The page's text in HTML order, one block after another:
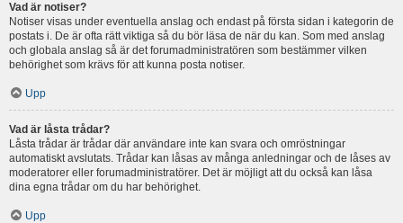
Vad är notiser?
Notiser visas under eventuella anslag och endast på första sidan i kategorin de
postats i. De är ofta rätt viktiga så du bör läsa de när du kan. Som med anslag
och globala anslag så är det forumadministratören som bestämmer vilken
behörighet som krävs för att kunna posta notiser.
Upp
Vad är låsta trådar?
Låsta trådar är trådar där användare inte kan svara och omröstningar
automatiskt avslutats. Trådar kan låsas av många anledningar och de låses av
moderatorer eller forumadministratörer. Det är möjligt att du också kan låsa
dina egna trådar om du har behörighet.
Upp